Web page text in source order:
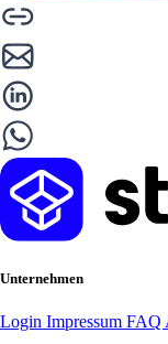
Unternehmen
Login Impressum FAQ